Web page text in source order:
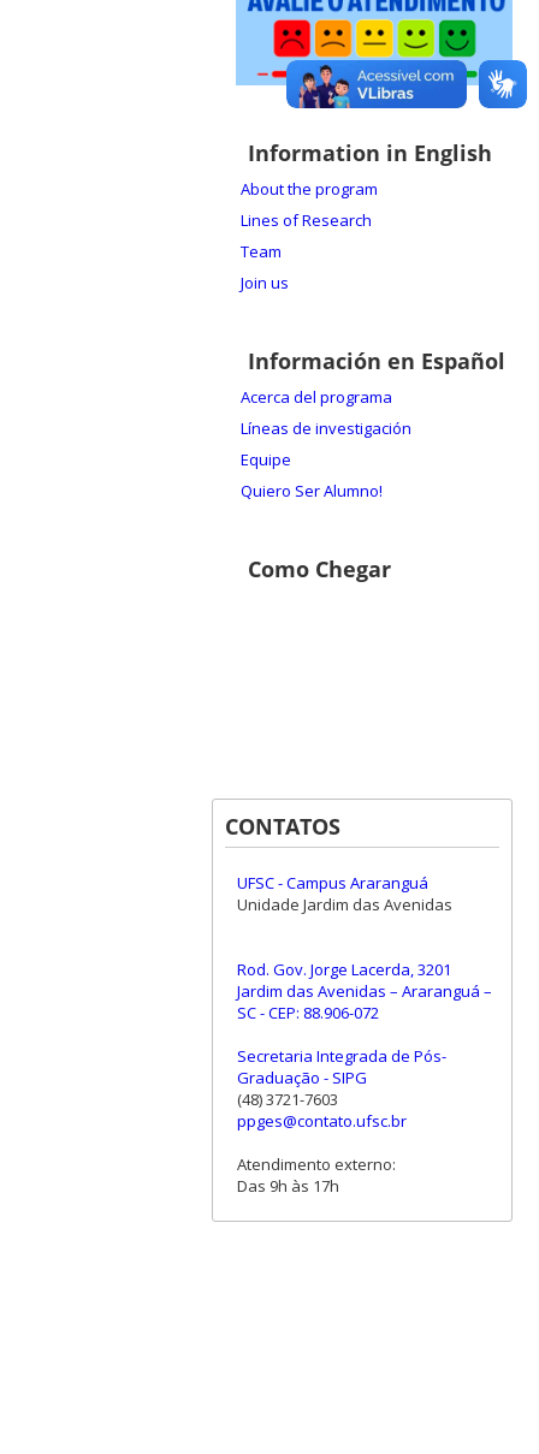
Information in English
About the program
Lines of Research
Team
Join us
Información en Español
Acerca del programa
Líneas de investigación
Equipe
Quiero Ser Alumno!
Como Chegar
CONTATOS
UFSC - Campus Araranguá
Unidade Jardim das Avenidas
Rod. Gov. Jorge Lacerda, 3201
Jardim das Avenidas – Araranguá –
SC - CEP: 88.906-072
Secretaria Integrada de Pós-
Graduação - SIPG
(48) 3721-7603
ppges@contato.ufsc.br
Atendimento externo:
Das 9h às 17h